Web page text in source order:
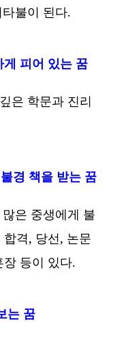
불이 된다.
피어 있는 꿈
은 학문과 진리
경 책을 받는 꿈
은 중생에게 불
격, 당선, 논문
등이 있다.
는 꿈